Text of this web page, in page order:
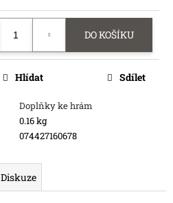
DO KOŠÍKU
Doplňky ke hrám
0.16 kg
074427160678
Hlídat Sdílet
Diskuze